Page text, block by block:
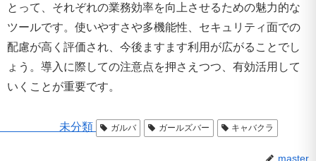
とって、それぞれの業務効率を向上させるための魅力的な
ツールです。使いやすさや多機能性、セキュリティ面での
配慮が高く評価され、今後ますます利用が広がることでし
ょう。導入に際しての注意点を押さえつつ、有効活用して
いくことが重要です。
未分類 ガルバ ガールズバー キャバクラ
master